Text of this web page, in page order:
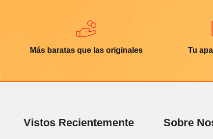
Más baratas que las originales Tu
Vistos Recientemente Sobre